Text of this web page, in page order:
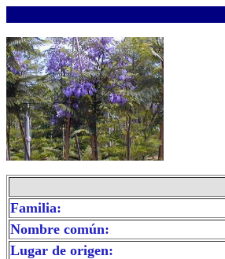
Familia:
Nombre común:
Lugar de origen: